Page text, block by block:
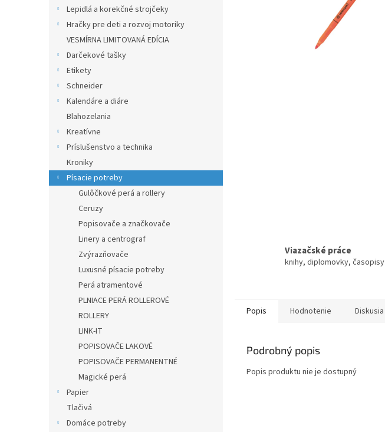
Lepidlá a korekčné strojčeky
Hračky pre deti a rozvoj motoriky
VESMÍRNA LIMITOVANÁ EDÍCIA
Darčekové tašky
Etikety
Schneider
Kalendáre a diáre
Blahozelania
Kreatívne
Príslušenstvo a technika
Kroniky
Písacie potreby
Gulôčkové perá a rollery
Ceruzy
Popisovače a značkovače
Linery a centrograf
Zvýrazňovače
Luxusné písacie potreby
Perá atramentové
PLNIACE PERÁ ROLLEROVÉ
ROLLERY
LINK-IT
POPISOVAČE LAKOVÉ
POPISOVAČE PERMANENTNÉ
Magické perá
Papier
Tlačivá
Domáce potreby
Viazačské práce
knihy, diplomovky, časopisy
Popis Hodnotenie Diskusia
Podrobný popis
Popis produktu nie je dostupný